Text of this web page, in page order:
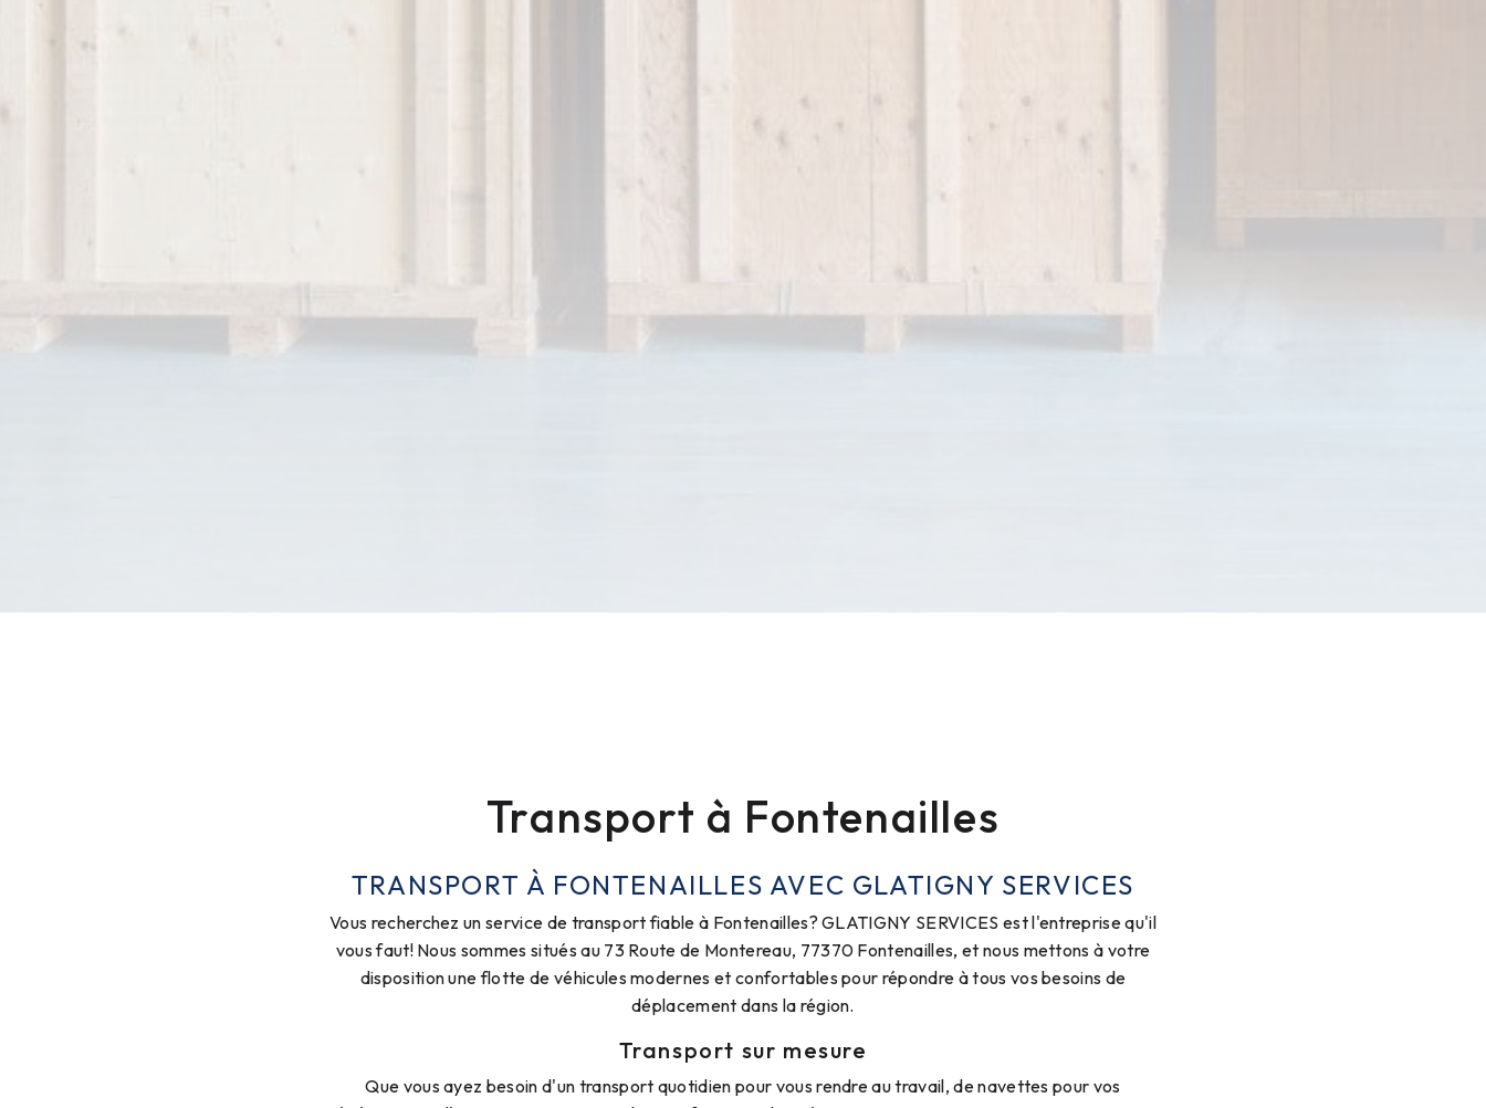
Transport à Fontenailles
TRANSPORT À FONTENAILLES AVEC GLATIGNY SERVICES
Vous recherchez un service de transport fiable à Fontenailles? GLATIGNY SERVICES est l'entreprise qu'il
vous faut! Nous sommes situés au 73 Route de Montereau, 77370 Fontenailles, et nous mettons à votre
disposition une flotte de véhicules modernes et confortables pour répondre à tous vos besoins de
déplacement dans la région.
Transport sur mesure
Que vous ayez besoin d'un transport quotidien pour vous rendre au travail, de navettes pour vos